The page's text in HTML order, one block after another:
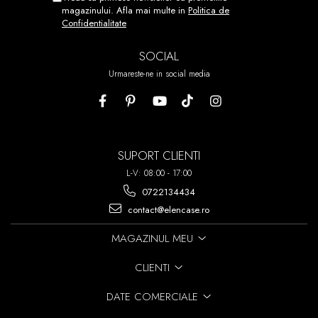
REPOZITIONATI.
ACEST PROCES POATE FI
REPETAT DE PANA LA 7 ORI!
magazinului. Afla mai multe in Politica de
Confidentialitate
SOCIAL
Urmareste-ne in social media
SUPORT CLIENTI
L-V: 08:00 - 17:00
0722134434
contact@elencase.ro
MAGAZINUL MEU
CLIENTI
DATE COMERCIALE